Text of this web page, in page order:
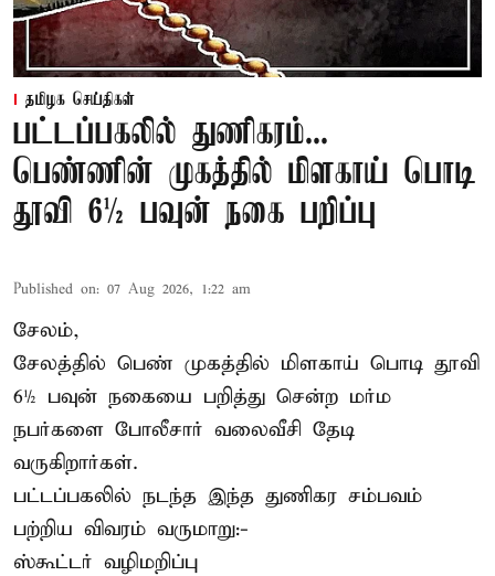
தமிழக செய்திகள்
பட்டப்பகலில் துணிகரம்...
பெண்ணின் முகத்தில் மிளகாய் பொடி
தூவி 6½ பவுன் நகை பறிப்பு
Published on: 07 Aug 2026, 1:22 am
சேலம்,
சேலத்தில் பெண் முகத்தில் மிளகாய் பொடி தூவி
6½ பவுன் நகையை பறித்து சென்ற மர்ம
நபர்களை போலீசார் வலைவீசி தேடி
வருகிறார்கள்.
பட்டப்பகலில் நடந்த இந்த துணிகர சம்பவம்
பற்றிய விவரம் வருமாறு:-
ஸ்கூட்டர் வழிமறிப்பு